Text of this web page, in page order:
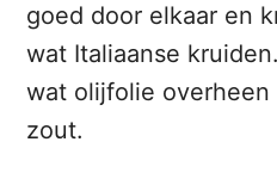
goed door elkaar en
wat Italiaanse
wat olijfolie
zout.